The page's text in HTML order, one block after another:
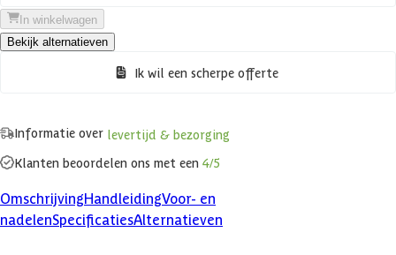
In winkelwagen
Bekijk alternatieven
Ik wil een scherpe offerte
Informatie over levertijd & bezorging
Klanten beoordelen ons met een 4/5
OmschrijvingHandleidingVoor- en
nadelenSpecificatiesAlternatieven